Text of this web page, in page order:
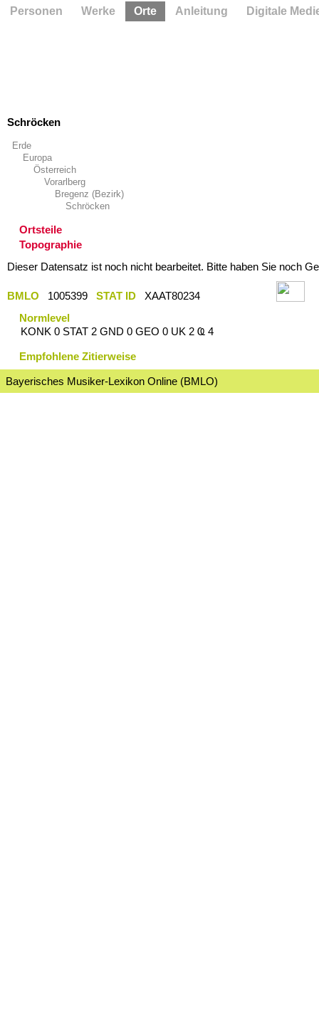
Schröcken
Erde
Europa
Österreich
Vorarlberg
Bregenz (Bezirk)
Schröcken
Ortsteile
Topographie
Dieser Datensatz ist noch nicht bearbeitet. Bitte haben Sie noch
BMLO 1005399 STAT ID
XAAT80234
Normlevel
KONK 0 STAT 2 GND 0 GEO 0 UK 2 Ҩ 4
Empfohlene Zitierweise
Bayerisches Musiker-Lexikon Online (BMLO)
Personen Werke Orte Anleitung Digitale